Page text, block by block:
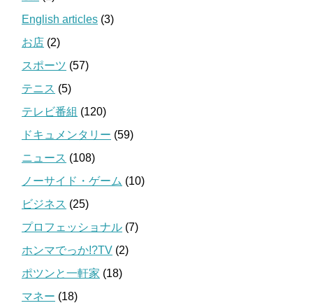
English articles (3)
お店 (2)
スポーツ (57)
テニス (5)
テレビ番組 (120)
ドキュメンタリー (59)
ニュース (108)
ノーサイド・ゲーム (10)
ビジネス (25)
プロフェッショナル (7)
ホンマでっか!?TV (2)
ポツンと一軒家 (18)
マネー (18)